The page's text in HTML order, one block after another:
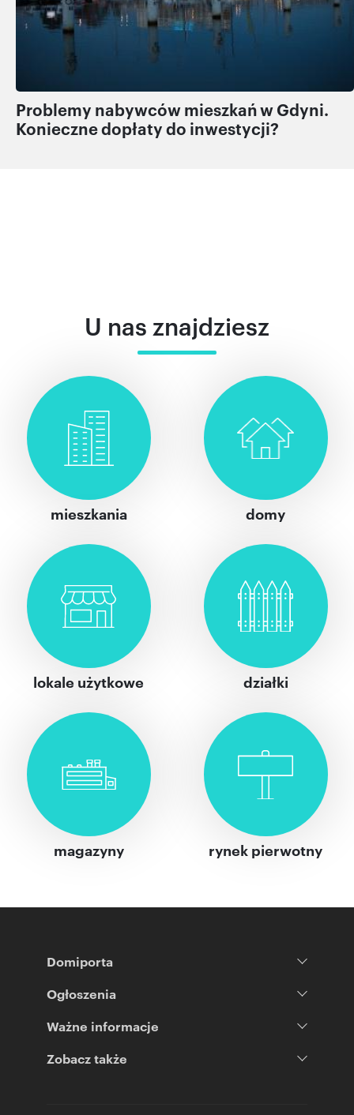
Problemy nabywców mieszkań w Gdyni.
Konieczne dopłaty do inwestycji?
U nas znajdziesz
mieszkania domy
lokale użytkowe działki
magazyny rynek pierwotny
Domiporta
Ogłoszenia
Ważne informacje
Zobacz także